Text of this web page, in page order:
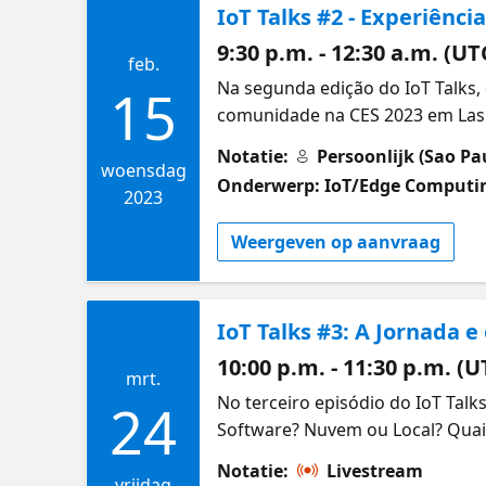
feb.
15
woensdag
2023
IoT Talks #2 -
9:30 p.m. - 12:30 a.m.
Na segunda edição do IoT
comunidade na CES 2023 em
com IoT, também teremos na
de IoT. Speaker: Jorge Maia, é
1995, focado em projetos de
em Gêmeos Digitais, foi
últimos anos, também foi
para a América do Norte e
e canais de mídia, sempre que
no @jorgemaia no Twitter, no
bem como pelo site
Notatie:
Persoonlijk (Sao
Onderwerp: IoT/Edge
Weergeven op aanvraag
mrt.
24
IoT Talks #3: A Jornada
10:00 p.m. - 11:30 p.m.
No terceiro episódio do IoT
Software? Nuvem ou Local?
Notatie: Livestream